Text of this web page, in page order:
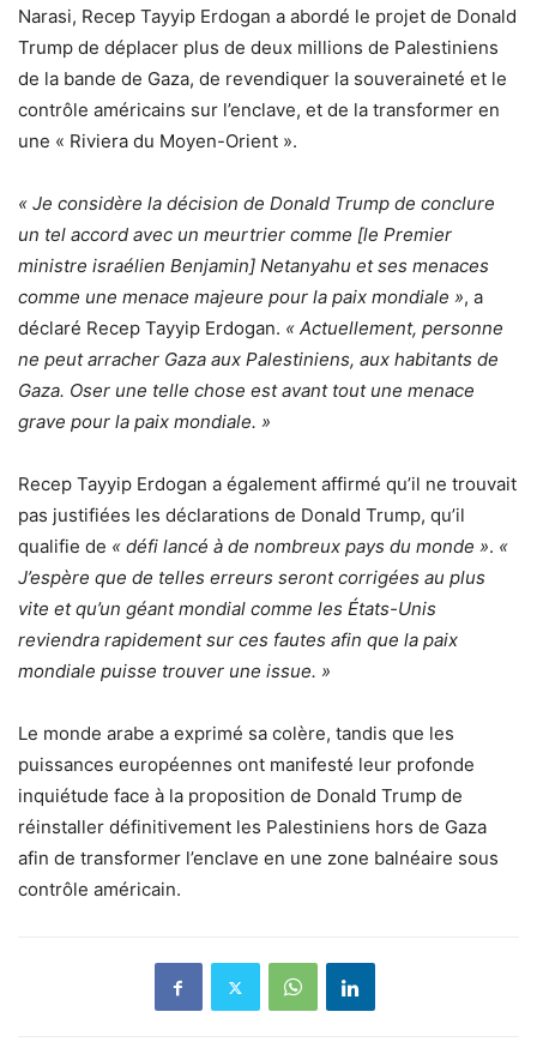
Narasi, Recep Tayyip Erdogan a abordé le projet de Donald
Trump de déplacer plus de deux millions de Palestiniens
de la bande de Gaza, de revendiquer la souveraineté et le
contrôle américains sur l’enclave, et de la transformer en
une « Riviera du Moyen-Orient ».
« Je considère la décision de Donald Trump de conclure
un tel accord avec un meurtrier comme [le Premier
ministre israélien Benjamin] Netanyahu et ses menaces
comme une menace majeure pour la paix mondiale », a
déclaré Recep Tayyip Erdogan. « Actuellement, personne
ne peut arracher Gaza aux Palestiniens, aux habitants de
Gaza. Oser une telle chose est avant tout une menace
grave pour la paix mondiale. »
Recep Tayyip Erdogan a également affirmé qu’il ne trouvait
pas justifiées les déclarations de Donald Trump, qu’il
qualifie de « défi lancé à de nombreux pays du monde ». «
J’espère que de telles erreurs seront corrigées au plus
vite et qu’un géant mondial comme les États-Unis
reviendra rapidement sur ces fautes afin que la paix
mondiale puisse trouver une issue. »
Le monde arabe a exprimé sa colère, tandis que les
puissances européennes ont manifesté leur profonde
inquiétude face à la proposition de Donald Trump de
réinstaller définitivement les Palestiniens hors de Gaza
afin de transformer l’enclave en une zone balnéaire sous
contrôle américain.